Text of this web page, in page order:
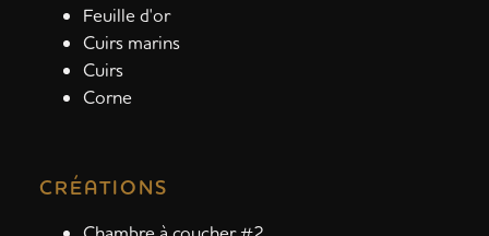
Feuille d'or
Cuirs marins
Cuirs
Corne
CRÉATIONS